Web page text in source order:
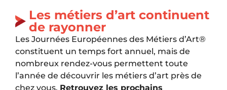
Les métiers d’art continuent
de rayonner
Les Journées Européennes des Métiers d’Art®
constituent un temps fort annuel, mais de
nombreux rendez-vous permettent toute
l’année de découvrir les métiers d’art près de
chez vous. Retrouvez les prochains